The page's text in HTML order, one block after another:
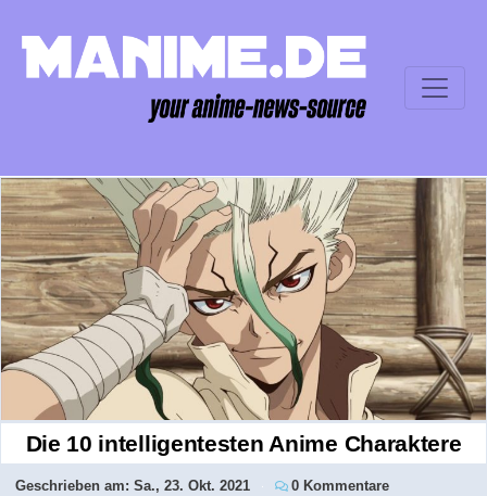
Die 10 intelligentesten Anime Charaktere
Geschrieben am: Sa., 23. Okt. 2021 0 Kommentare